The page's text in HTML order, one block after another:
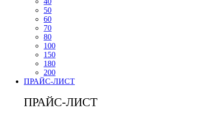
50
60
70
80
100
150
180
200
ПРАЙС-ЛИСТ
ПРАЙС-ЛИСТ